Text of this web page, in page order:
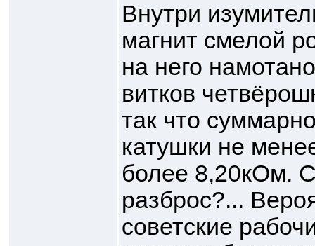
Внутри
магнит смелой
на него
витков
так что
катушки не
более 8,20кОм.
разброс?...
советские